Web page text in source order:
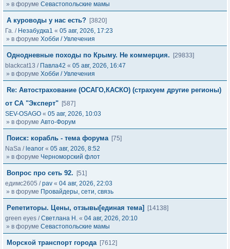
» в форуме Севастопольские мамы
А куроводы у нас есть? [3820]
Га. / Незабудка1 « 05 авг, 2026, 17:23
» в форуме Хобби / Увлечения
Однодневные походы по Крыму. Не коммерция.
[29833]
blackcat13 / Павла42 « 05 авг, 2026, 16:47
» в форуме Хобби / Увлечения
Re: Автострахование (ОСАГО,КАСКО) (страхуем другие регионы)
от СА "Эксперт" [587]
SEV-OSAGO « 05 авг, 2026, 10:03
» в форуме Авто-Форум
Поиск: корабль - тема форума [75]
NaSa / leanor « 05 авг, 2026, 8:52
» в форуме Черноморский флот
Вопрос про сеть 92.
[51]
едимс2605 /pav « 04 авг, 2026, 22:03
» в форуме Провайдеры, сети, связь
Репетиторы. Цены, отзывы[единая тема]
[14138]
green eyes /Светлана Н. « 04 авг, 2026, 20:10
» в форуме Севастопольские мамы
Морской транспорт города [7612]